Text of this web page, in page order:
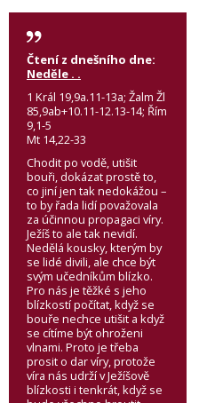
Čtení z dnešního dne:
Neděle . .
1 Král 19,9a.11-13a; Žalm Žl
85,9ab+10.11-12.13-14; Řím
9,1-5
Mt 14,22-33
Chodit po vodě, utišit
bouři, dokázat prostě to,
co jiní jen tak nedokážou –
to by řada lidí považovala
za účinnou propagaci víry.
Ježíš to ale tak nevidí.
Nedělá kousky, kterým by
se lidé divili, ale chce být
svým učedníkům blízko.
Pro nás je těžké s jeho
blízkostí počítat, když se
bouře nechce utišit a když
se cítíme být ohroženi
vlnami. Proto je třeba
prosit o dar víry, protože
víra nás udrží v Ježíšově
blízkosti i tenkrát, když se